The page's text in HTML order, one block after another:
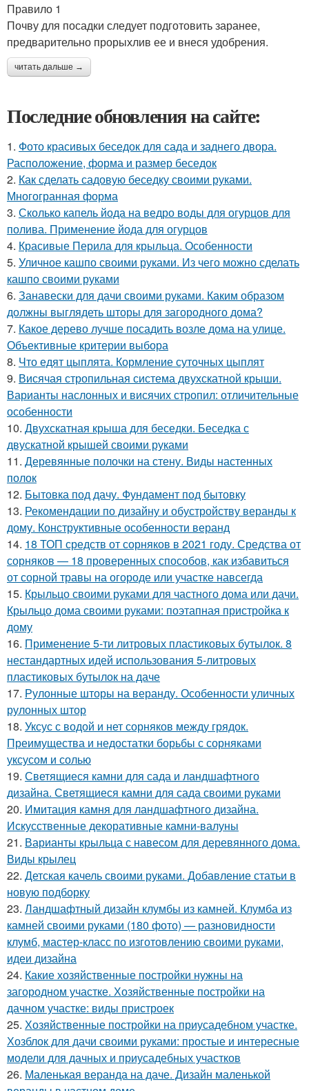
Правило 1
Почву для посадки следует подготовить заранее,
предварительно прорыхлив ее и внеся удобрения.
читать дальше →
Последние обновления на сайте:
1. Фото красивых беседок для сада и заднего двора.
Расположение, форма и размер беседок
2. Как сделать садовую беседку своими руками.
Многогранная форма
3. Сколько капель йода на ведро воды для огурцов для
полива. Применение йода для огурцов
4. Красивые Перила для крыльца. Особенности
5. Уличное кашпо своими руками. Из чего можно сделать
кашпо своими руками
6. Занавески для дачи своими руками. Каким образом
должны выглядеть шторы для загородного дома?
7. Какое дерево лучше посадить возле дома на улице.
Объективные критерии выбора
8. Что едят цыплята. Кормление суточных цыплят
9. Висячая стропильная система двухскатной крыши.
Варианты наслонных и висячих стропил: отличительные
особенности
10. Двухскатная крыша для беседки. Беседка с
двускатной крышей своими руками
11. Деревянные полочки на стену. Виды настенных
полок
12. Бытовка под дачу. Фундамент под бытовку
13. Рекомендации по дизайну и обустройству веранды к
дому. Конструктивные особенности веранд
14. 18 ТОП средств от сорняков в 2021 году. Средства от
сорняков — 18 проверенных способов, как избавиться
от сорной травы на огороде или участке навсегда
15. Крыльцо своими руками для частного дома или дачи.
Крыльцо дома своими руками: поэтапная пристройка к
дому
16. Применение 5-ти литровых пластиковых бутылок. 8
нестандартных идей использования 5-литровых
пластиковых бутылок на даче
17. Рулонные шторы на веранду. Особенности уличных
рулонных штор
18. Уксус с водой и нет сорняков между грядок.
Преимущества и недостатки борьбы с сорняками
уксусом и солью
19. Светящиеся камни для сада и ландшафтного
дизайна. Светящиеся камни для сада своими руками
20. Имитация камня для ландшафтного дизайна.
Искусственные декоративные камни-валуны
21. Варианты крыльца с навесом для деревянного дома.
Виды крылец
22. Детская качель своими руками. Добавление статьи в
новую подборку
23. Ландшафтный дизайн клумбы из камней. Клумба из
камней своими руками (180 фото) — разновидности
клумб, мастер-класс по изготовлению своими руками,
идеи дизайна
24. Какие хозяйственные постройки нужны на
загородном участке. Хозяйственные постройки на
дачном участке: виды пристроек
25. Хозяйственные постройки на приусадебном участке.
Хозблок для дачи своими руками: простые и интересные
модели для дачных и приусадебных участков
26. Маленькая веранда на даче. Дизайн маленькой